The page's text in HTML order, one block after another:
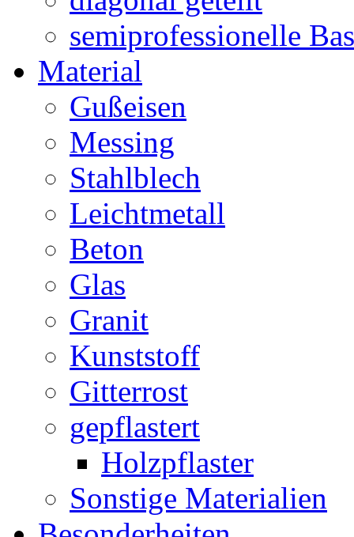
semiprofessionelle
Material
Gußeisen
Messing
Stahlblech
Leichtmetall
Beton
Glas
Granit
Kunststoff
Gitterrost
gepflastert
Holzpflaster
Sonstige Materialien